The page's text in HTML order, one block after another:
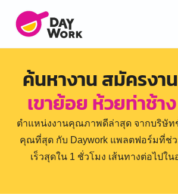
ค้นหางาน สมัครงาน
เขาย้อย ห้วยท่าช้าง
ตำแหน่งงานคุณภาพดีล่าสุด จากบริษั
คุณที่สุด กับ Daywork แพลตฟอร์มที่ช่
เร็วสุดใน 1 ชั่วโมง เส้นทางต่อไปใ